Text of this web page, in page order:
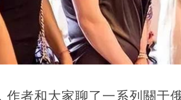
作者和大家聊了一系列關于